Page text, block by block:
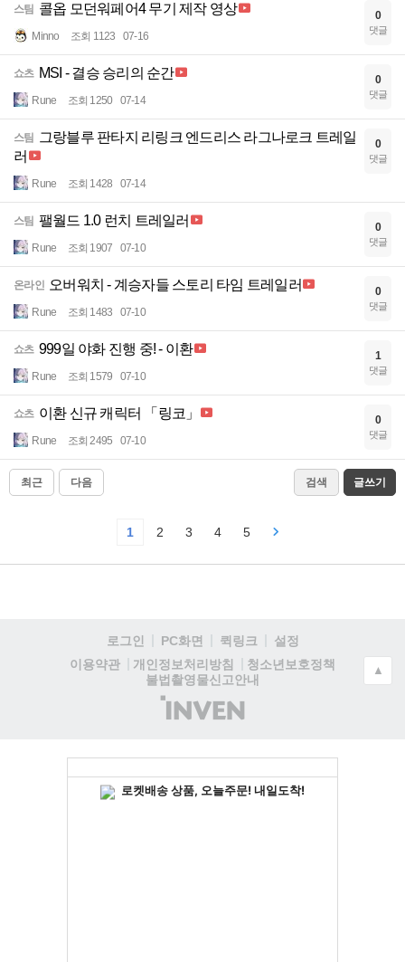
스팀 콜옵 모던워페어4 무기 제작 영상
Minno 조회 1123 07-16
0
댓글
쇼츠 MSI - 결승 승리의 순간
Rune 조회 1250 07-14
0
댓글
스팀
그랑블루 판타지 리링크 엔드리스 라그나로크 트레일
러
Rune 조회 1428 07-14
0
댓글
스팀 팰월드 1.0 런치 트레일러
Rune 조회 1907 07-10
0
댓글
온라인 오버워치 - 계승자들 스토리 타임 트레일러
Rune 조회 1483 07-10
0
댓글
쇼츠 999일 야화 진행 중! - 이환
Rune 조회 1579 07-10
1
댓글
쇼츠 이환 신규 캐릭터 「링코」
Rune 조회 2495 07-10
0
댓글
최근 다음 검색 글쓰기
1 2 3 4 5
로그인 PC화면 퀵링크
설정
이용약관
개인정보처리방침
청소년보호정책
불법촬영물신고안내
(주)
인
▲